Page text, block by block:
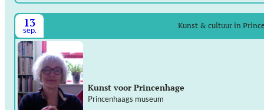
13
sep. Kunst & cultuur in
Kunst voor Princenhage
Princenhaags museum